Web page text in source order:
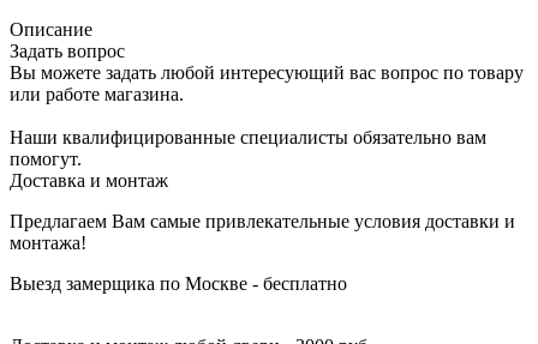
Описание
Задать вопрос
Вы можете задать любой интересующий вас вопрос по товару
или работе магазина.
Наши квалифицированные специалисты обязательно вам
помогут.
Доставка и монтаж
Предлагаем Вам самые привлекательные условия доставки и
монтажа!
Выезд замерщика по Москве - бесплатно